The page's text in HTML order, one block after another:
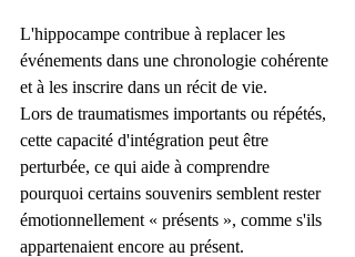
L'hippocampe contribue à replacer les
événements dans une chronologie cohérente
et à les inscrire dans un récit de vie.
Lors de traumatismes importants ou répétés,
cette capacité d'intégration peut être
perturbée, ce qui aide à comprendre
pourquoi certains souvenirs semblent rester
émotionnellement « présents », comme s'ils
appartenaient encore au présent.